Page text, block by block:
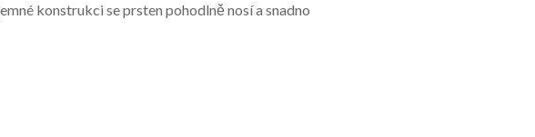
konstrukci se prsten pohodlně nosí a snadno